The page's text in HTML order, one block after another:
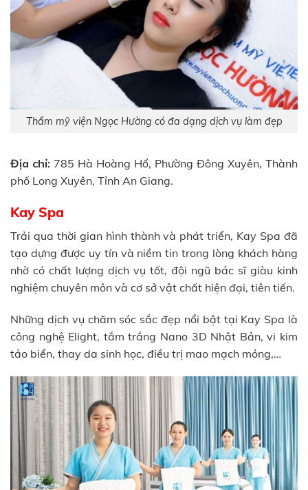
Thẩm mỹ viện Ngọc Hường có đa dạng dịch vụ làm đẹp
Địa chỉ: 785 Hà Hoàng Hổ, Phường Đông Xuyên, Thành
phố Long Xuyên, Tỉnh An Giang.
Kay Spa
Trải qua thời gian hình thành và phát triển, Kay Spa đã
tạo dựng được uy tín và niềm tin trong lòng khách hàng
nhờ có chất lượng dịch vụ tốt, đội ngũ bác sĩ giàu kinh
nghiệm chuyên môn và cơ sở vật chất hiện đại, tiên tiến.
Những dịch vụ chăm sóc sắc đẹp nổi bật tại Kay Spa là
công nghệ Elight, tắm trắng Nano 3D Nhật Bản, vi kim
tảo biển, thay da sinh học, điều trị mao mạch mỏng,…